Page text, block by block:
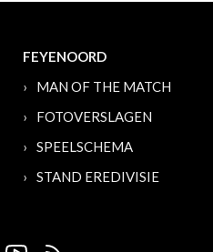
FEYENOORD
MAN OF THE MATCH
FOTOVERSLAGEN
SPEELSCHEMA
STAND EREDIVISIE